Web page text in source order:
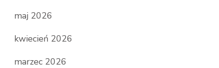
maj 2026
kwiecień 2026
marzec 2026